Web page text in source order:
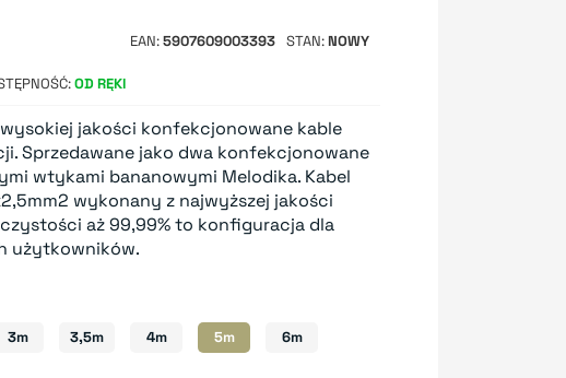
EAN 5907609003393 STAN NOWY
OD RĘKI
jakości konfekcjonowane kable
Sprzedawane jako dwa konfekcjonowane
wtykami bananowymi Melodika. Kabel
wykonany z najwyższej jakości
aż 99,99% to konfiguracja dla
użytkowników.
3m 3,5m 4m 5m 6m